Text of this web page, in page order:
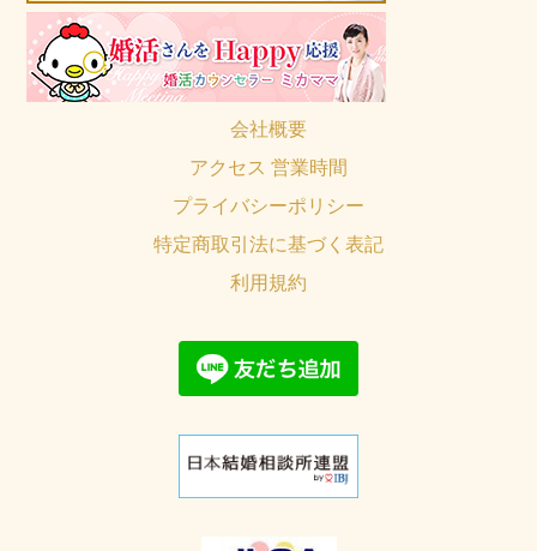
会社概要
アクセス 営業時間
プライバシーポリシー
特定商取引法に基づく表記
利用規約